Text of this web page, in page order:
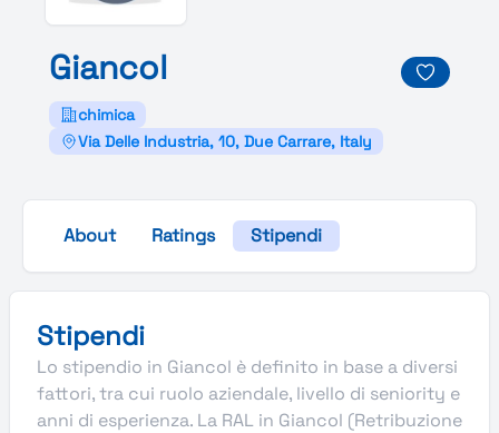
Giancol
chimica
Via Delle Industria, 10, Due Carrare, Italy
About Ratings Stipendi
Stipendi
Lo stipendio in Giancol è definito in base a diversi
fattori, tra cui ruolo aziendale, livello di seniority e
anni di esperienza. La RAL in Giancol (Retribuzione